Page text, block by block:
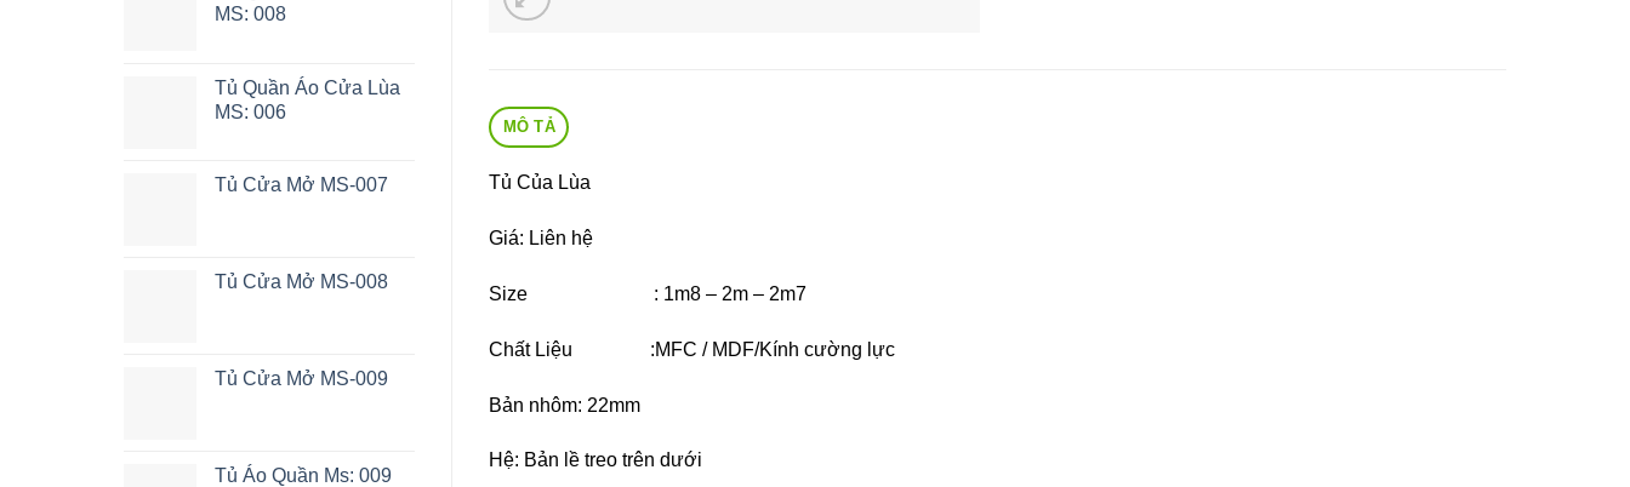
MS: 008
Tủ Quần Áo Cửa Lùa
MS: 006
Tủ Cửa Mở MS-007
Tủ Cửa Mở MS-008
Tủ Cửa Mở MS-009
Tủ Áo Quần Ms: 009
MÔ TẢ
Tủ Của Lùa
Giá: Liên hệ
Size : 1m8 – 2m – 2m7
Chất Liệu :MFC / MDF/Kính cường lực
Bản nhôm: 22mm
Hệ: Bản lề treo trên dưới